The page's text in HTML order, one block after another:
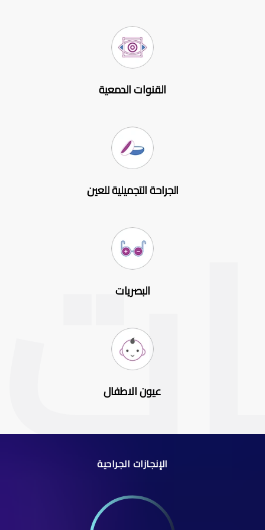
القنوات الدمعية
الجراحة التجميلية للعين
البصريات
عيون الاطفال
الإنجازات الجراحية